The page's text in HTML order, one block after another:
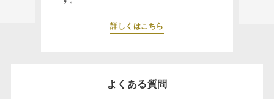
詳しくはこちら
よくある質問